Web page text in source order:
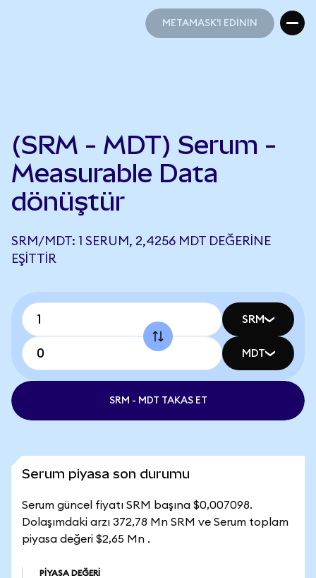
METAMASK'I EDİNİN
(SRM - MDT) Serum -
Measurable Data
dönüştür
SRM/MDT: 1 SERUM, 2,4256 MDT DEĞERINE
EŞITTIR
SRM
MDT
SRM - MDT TAKAS ET
Serum piyasa son durumu
Serum güncel fiyatı SRM başına $0,007098.
Dolaşımdaki arzı 372,78 Mn SRM ve Serum toplam
piyasa değeri $2,65 Mn .
PIYASA DEĞERI